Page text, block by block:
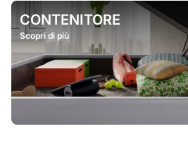
CONTENITORE
Scopri di più